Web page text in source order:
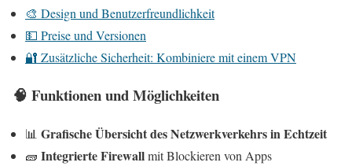
🎨 Design und Benutzerfreundlichkeit
💵 Preise und Versionen
🔐 Zusätzliche Sicherheit: Kombiniere mit einem VPN
🧠 Funktionen und Möglichkeiten
📊 Grafische Übersicht des Netzwerkverkehrs in Echtzeit
🧱 Integrierte Firewallmit Blockieren von Apps